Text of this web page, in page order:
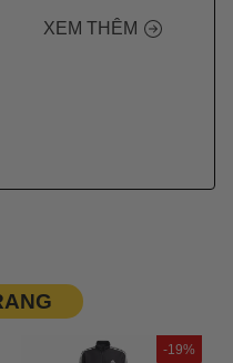
XEM THÊM
-19%